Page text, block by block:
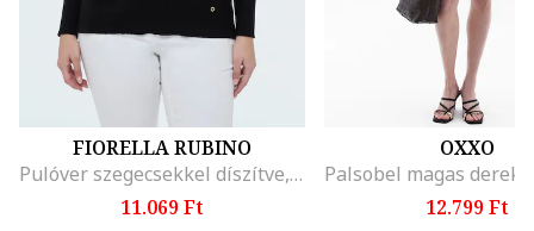
FIORELLA RUBINO
Pulóver szegecsekkel díszítve, Fekete
11.069 Ft
OXXO
12.799 Ft